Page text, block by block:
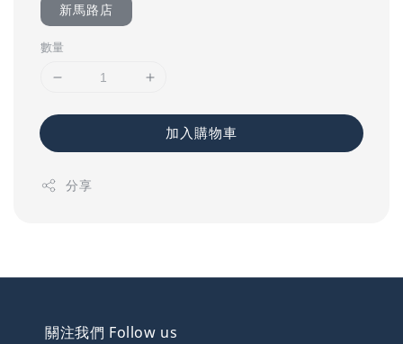
新馬路店
數量
加入購物車
分享
關注我們 Follow us